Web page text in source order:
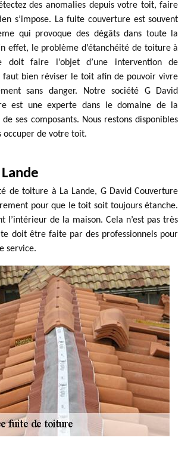
des anomalies depuis votre toit, faire
s’impose. La fuite couverture est souvent
qui provoque des dégâts dans toute la
effet, le problème d’étanchéité de toiture à
doit faire l’objet d’une intervention de
faut bien réviser le toit afin de pouvoir vivre
sans danger. Notre société G David
est une experte dans le domaine de la
ses composants. Nous restons disponibles
occuper de votre toit.
de toiture à La Lande, G David Couverture
pour que le toit soit toujours étanche.
de la maison. Cela n’est pas très
doit être faite par des professionnels pour
service.